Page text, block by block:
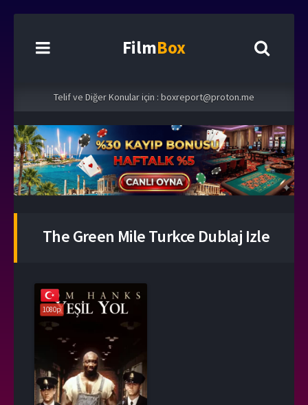
FilmBox
Telif ve Diğer Konular için : boxreport@proton.me
The Green Mile Turkce Dublaj Izle
1080p